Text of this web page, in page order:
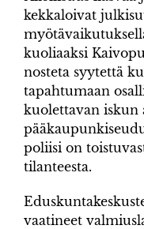
kekkaloivat
kuoliaaksi
nosteta syytettä
tapahtumaan
kuolettavan iskun
poliisi on
tilanteesta.
vaatineet